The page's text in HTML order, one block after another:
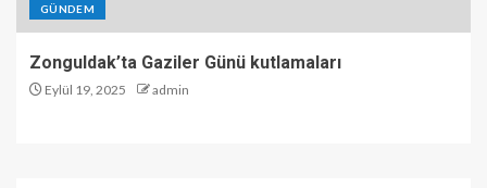
GÜNDEM
Zonguldak’ta Gaziler Günü kutlamaları
Eylül 19, 2025 admin